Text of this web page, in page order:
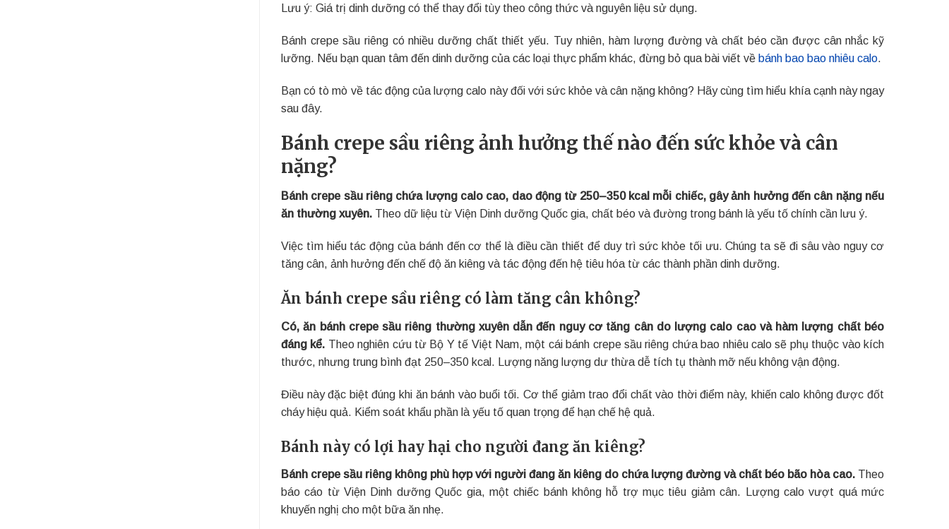
Lưu ý: Giá trị dinh dưỡng có thể thay đổi tùy theo công thức và nguyên liệu sử dụng.
Bánh crepe sầu riêng có nhiều dưỡng chất thiết yếu. Tuy nhiên, hàm lượng đường và chất béo cần được cân nhắc kỹ
lưỡng. Nếu bạn quan tâm đến dinh dưỡng của các loại thực phẩm khác, đừng bỏ qua bài viết về bánh bao bao nhiêu calo
Bạn có tò mò về tác động của lượng calo này đối với sức khỏe và cân nặng không? Hãy cùng tìm hiểu khía cạnh này ngay
sau đây.
Bánh crepe sầu riêng ảnh hưởng thế nào đến sức khỏe và cân
nặng?
Bánh crepe sầu riêng chứa lượng calo cao, dao động từ 250–350 kcal mỗi chiếc, gây ảnh hưởng đến cân nặng nếu
ăn thường xuyên. Theo dữ liệu từ Viện Dinh dưỡng Quốc gia, chất béo và đường trong bánh là yếu tố chính cần lưu ý.
Việc tìm hiểu tác động của bánh đến cơ thể là điều cần thiết để duy trì sức khỏe tối ưu. Chúng ta sẽ đi sâu vào nguy cơ
tăng cân, ảnh hưởng đến chế độ ăn kiêng và tác động đến hệ tiêu hóa từ các thành phần dinh dưỡng.
Ăn bánh crepe sầu riêng có làm tăng cân không?
Có, ăn bánh crepe sầu riêng thường xuyên dẫn đến nguy cơ tăng cân do lượng calo cao và hàm lượng chất béo
đáng kể. Theo nghiên cứu từ Bộ Y tế Việt Nam, một cái bánh crepe sầu riêng chứa bao nhiêu calo sẽ phụ thuộc vào kích
thước, nhưng trung bình đạt 250–350 kcal. Lượng năng lượng dư thừa dễ tích tụ thành mỡ nếu không vận động.
Điều này đặc biệt đúng khi ăn bánh vào buổi tối. Cơ thể giảm trao đổi chất vào thời điểm này, khiến calo không được đốt
cháy hiệu quả. Kiểm soát khẩu phần là yếu tố quan trọng để hạn chế hệ quả.
Bánh này có lợi hay hại cho người đang ăn kiêng?
Bánh crepe sầu riêng không phù hợp với người đang ăn kiêng do chứa lượng đường và chất béo bão hòa cao. Theo
báo cáo từ Viện Dinh dưỡng Quốc gia, một chiếc bánh không hỗ trợ mục tiêu giảm cân. Lượng calo vượt quá mức
khuyến nghị cho một bữa ăn nhẹ.